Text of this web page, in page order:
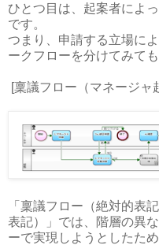
ひとつ目は、起案者によ
です。
つまり、申請する立場に
ークフローを分けてみて
[稟議フロー（マネージャ
「稟議フロー（絶対的表
表記）」では、階層の異
ーで実現しようとしたた